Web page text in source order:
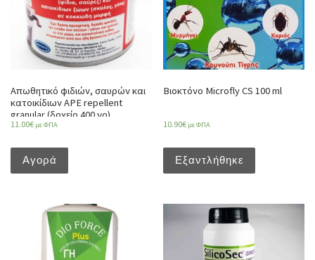
Απωθητικό φιδιών, σαυρών και
κατοικίδιων APE repellent
granular (δοχείο 400 γρ)
11.00€ με ΦΠΑ
Αγορά
Βιοκτόνο Microfly CS 100 ml
10.90€ με ΦΠΑ
Εξαντλήθηκε